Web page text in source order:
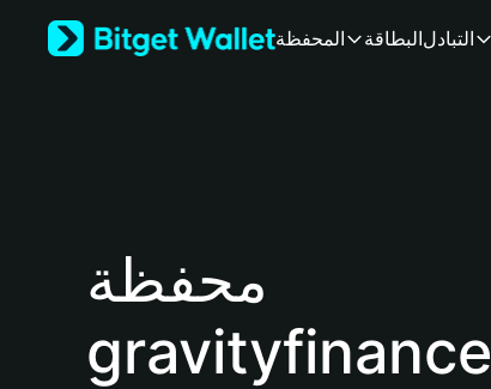
Bahasa Indonesia
المحفظة البطاقةالتبادل
محفظة
gravityfinance